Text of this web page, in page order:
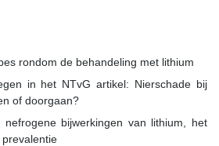
rondom de behandeling met lithium
in het NTvG artikel: Nierschade bij
of doorgaan?
bijwerkingen van lithium, het